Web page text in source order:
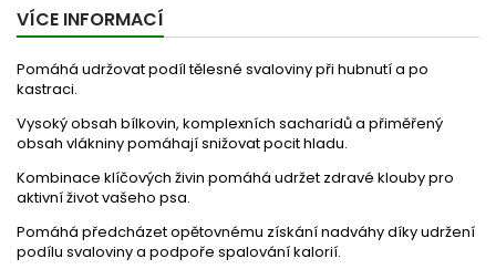
VÍCE INFORMACÍ
Pomáhá udržovat podíl tělesné svaloviny při hubnutí a po
kastraci.
Vysoký obsah bílkovin, komplexních sacharidů a přiměřený
obsah vlákniny pomáhají snižovat pocit hladu.
Kombinace klíčových živin pomáhá udržet zdravé klouby pro
aktivní život vašeho psa.
Pomáhá předcházet opětovnému získání nadváhy díky udržení
podílu svaloviny a podpoře spalování kalorií.